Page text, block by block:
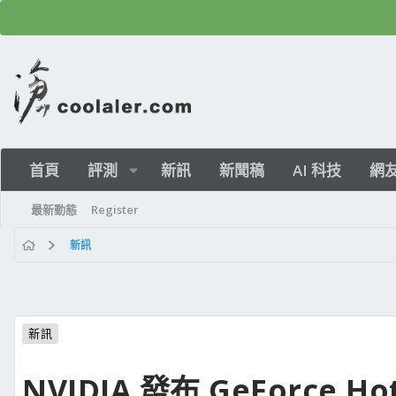
首頁 評測 新訊 新聞稿 AI 科技 網
最新動態 Register
新訊
新訊